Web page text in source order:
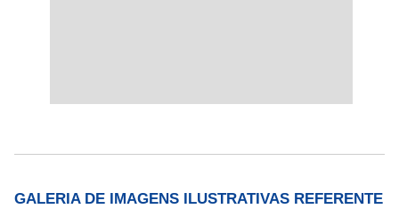
GALERIA DE IMAGENS ILUSTRATIVAS REFERENTE